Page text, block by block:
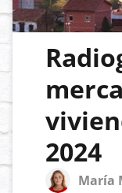
2024
María